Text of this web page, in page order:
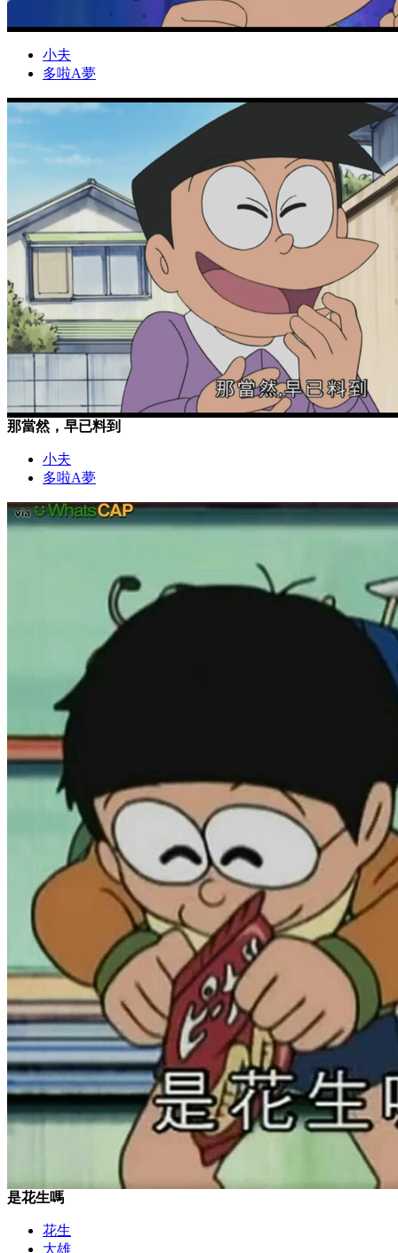
小夫
多啦A夢
那當然，早已料到
小夫
多啦A夢
是花生嗎
花生
大雄